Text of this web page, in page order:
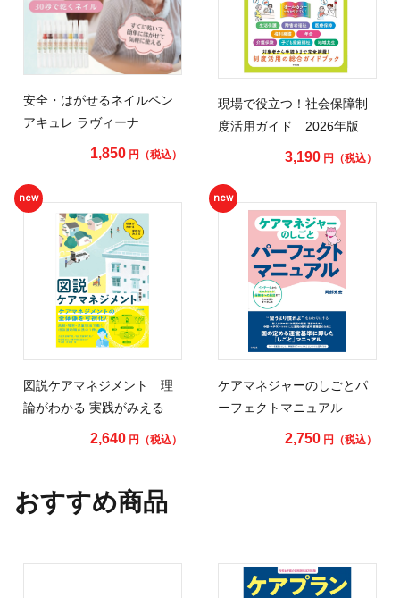
安全・はがせるネイルペン
アキュレ ラヴィーナ
1,850円（税込）
現場で役立つ！社会保障制
度活用ガイド 2026年版
3,190 円（税込）
new
図説ケアマネジメント 理
論がわかる 実践がみえる
2,640円（税込）
new
ケアマネジャーのしごとパ
ーフェクトマニュアル
2,750 円（税込）
おすすめ商品